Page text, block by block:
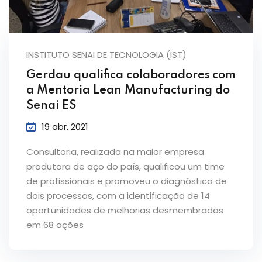
INSTITUTO SENAI DE TECNOLOGIA (IST)
Gerdau qualifica colaboradores com
a Mentoria Lean Manufacturing do
Senai ES
19 abr, 2021
Consultoria, realizada na maior empresa
produtora de aço do país, qualificou um time
de profissionais e promoveu o diagnóstico de
dois processos, com a identificação de 14
oportunidades de melhorias desmembradas
em 68 ações